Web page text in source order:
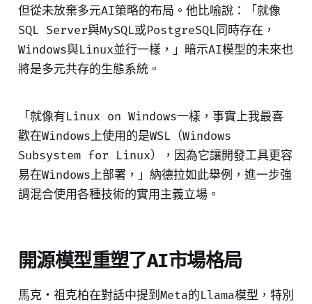
但從未放棄多元AI策略的布局。他比喻說：「就像
SQL Server與MySQL或PostgreSQL同時存在，
Windows與Linux並行一樣，」暗示AI模型的未來也
將是多元共存的生態系統。
「就像有Linux on Windows一樣，事實上我最喜
歡在Windows上使用的是WSL（Windows
Subsystem for Linux），因為它讓開發工具更容
易在Windows上部署，」納德拉如此舉例，進一步強
調混合使用各種技術的實用主義立場。
開源模型重塑了AI市場格局
馬克・祖克柏在對話中提到Meta的Llama模型，特別